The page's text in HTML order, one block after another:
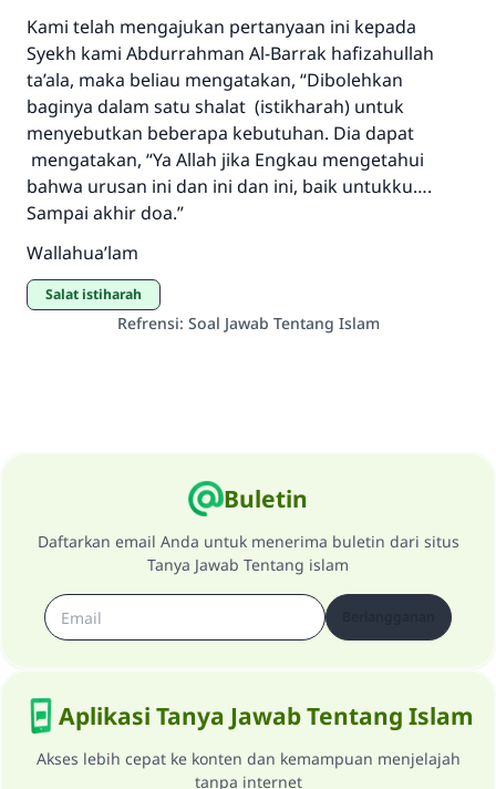
Kami telah mengajukan pertanyaan ini kepada
Syekh kami Abdurrahman Al-Barrak hafizahullah
ta’ala, maka beliau mengatakan, “Dibolehkan
baginya dalam satu shalat (istikharah) untuk
menyebutkan beberapa kebutuhan. Dia dapat
mengatakan, “Ya Allah jika Engkau mengetahui
bahwa urusan ini dan ini dan ini, baik untukku….
Sampai akhir doa.”
Wallahua’lam
salat istiharah
Refrensi: Soal Jawab Tentang Islam
Buletin
Daftarkan email Anda untuk menerima buletin dari situs
Tanya Jawab Tentang islam
Aplikasi Tanya Jawab Tentang Islam
Akses lebih cepat ke konten dan kemampuan menjelajah
tanpa internet